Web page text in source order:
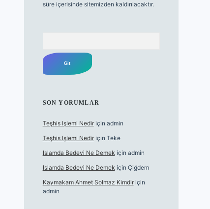
süre içerisinde sitemizden kaldırılacaktır.
SON YORUMLAR
Teşhis Işlemi Nediriçin admin
Teşhis Işlemi Nediriçin Teke
Islamda Bedevi Ne Demek için admin
Islamda Bedevi Ne Demek için Çiğdem
Kaymakam Ahmet Solmaz Kimdiriçin
admin